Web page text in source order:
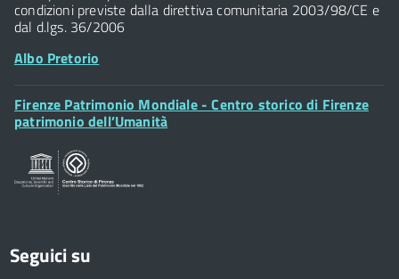
Posta Elettronica Certificata
condizioni previste dalla direttiva comunitaria 2003/98/CE e
dal d.lgs. 36/2006
Albo Pretorio
Footer
Widget
Firenze Patrimonio Mondiale - Centro storico di Firenze
patrimonio dell’Umanità
Seguici su